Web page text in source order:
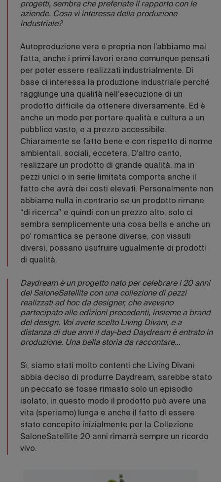
progetti, sembra che preferiate il rapporto con le
aziende. Cosa vi interessa della produzione
industriale?
Autoproduzione vera e propria non l’abbiamo mai
fatta, anche i primi lavori erano comunque pensati
per poter essere realizzati industrialmente. Di
base ci interessa la produzione industriale perché
raggiunge una qualità nell’esecuzione di un
prodotto difficile da ottenere diversamente. Ed è
anche un modo per portare qualità e cultura a un
pubblico vasto, e a prezzo accessibile.
Chiaramente se fatto bene e con rispetto di norme
ambientali, sociali, eccetera. D’altro canto,
realizzare un prodotto di grande qualità, ma in
pezzi unici o in serie limitata comporta anche il
fatto che avrà dei costi elevati. Personalmente non
abbiamo nulla in contrario se un prodotto rimane
“di ricerca” e quindi con un prezzo alto, solo ci
sembra semplicemente una cosa bella e anche un
po’ romantica se persone diverse, con vissuti
diversi, possano usufruire ugualmente di prodotti
di qualità.
Daydream è un progetto nato per celebrare i 20 anni
del SaloneSatellite con una collezione di pezzi
realizzati ad hoc da designer, che avevano
partecipato alle edizioni precedenti, insieme a brand
del design. Voi avete scelto Living Divani, e a
distanza di due anni il day-bed Daydream è entrato in
produzione. Una bella storia da raccontare…
Sì, siamo stati molto contenti che Living Divani
abbia deciso di produrre Daydream, sarebbe stato
un peccato se fosse rimasto solo un episodio
isolato, in questo modo il prodotto può avere una
vita (speriamo) lunga e anche il fatto di essere
stato concepito inizialmente per la Collezione
SaloneSatellite 20 anni rimarrà sempre un ricordo
vivo.